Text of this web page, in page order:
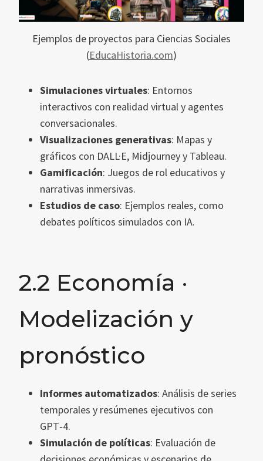
Ejemplos de proyectos para Ciencias Sociales
(EducaHistoria.com)
Simulaciones virtuales: Entornos
interactivos con realidad virtual y agentes
conversacionales.
Visualizaciones generativas: Mapas y
gráficos con DALL·E, Midjourney y Tableau.
Gamificación: Juegos de rol educativos y
narrativas inmersivas.
Estudios de caso: Ejemplos reales, como
debates políticos simulados con IA.
2.2 Economía ·
Modelización y
pronóstico
Informes automatizados: Análisis de series
temporales y resúmenes ejecutivos con
GPT‑4.
Simulación de políticas: Evaluación de